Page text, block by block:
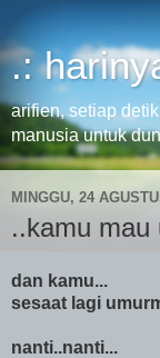
.:
arifien, setiap
manusia untuk
MINGGU, 24
..kamu mau
dan kamu...
sesaat lagi
nanti..nanti...